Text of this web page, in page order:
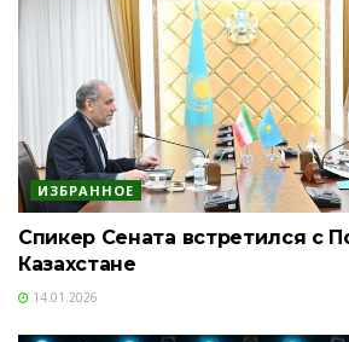
ИЗБРАННОЕ
Спикер Сената встретился с
Казахстане
14.01.2026